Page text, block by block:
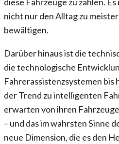
nicht nur den Alltag zu
bewältigen.
Darüber hinaus ist die
die technologische
Fahrerassistenzsystemen bis
der Trend zu intelligenten
erwarten von ihren
– und das im wahrsten Sinne
neue Dimension, die es den